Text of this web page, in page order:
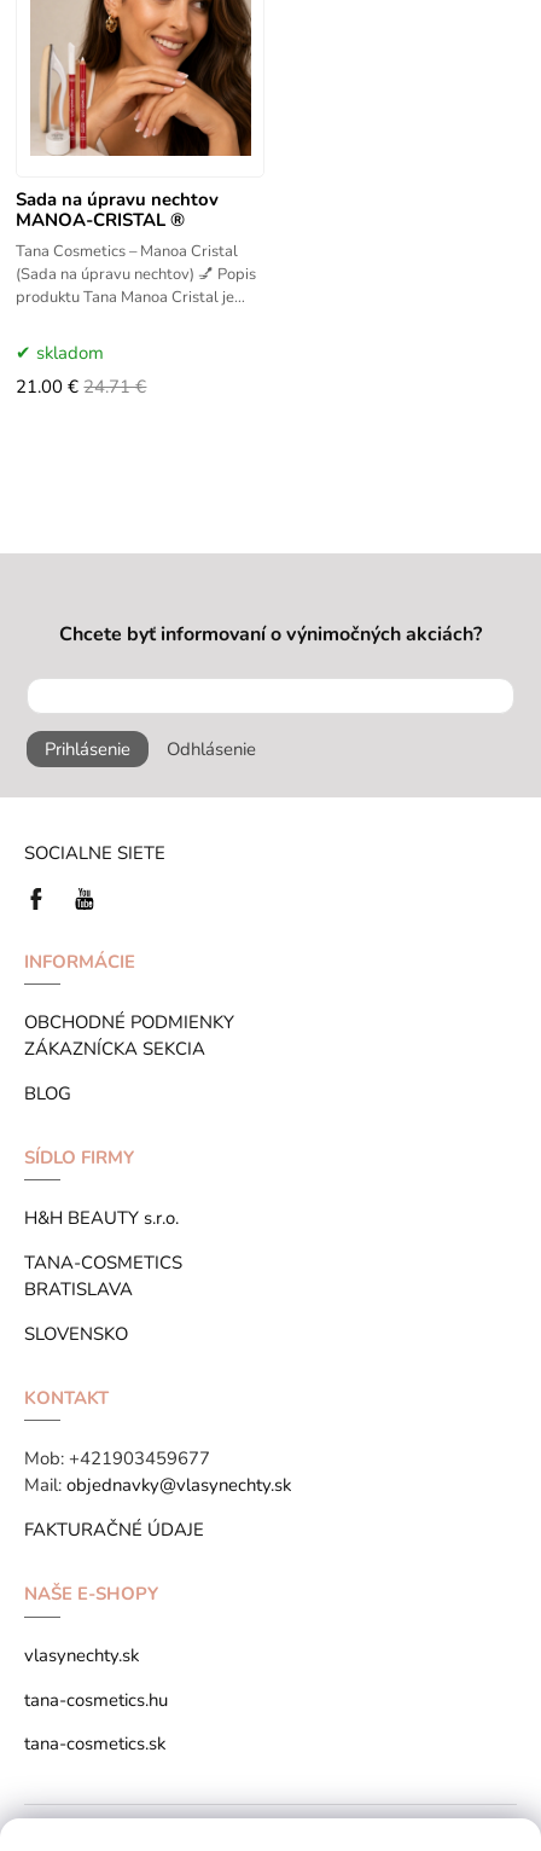
Sada na úpravu nechtov
MANOA-CRISTAL ®
Tana Cosmetics – Manoa Cristal
(Sada na úpravu nechtov) 💅 Popis
produktu Tana Manoa Cristal je
leštenie, posilnenie a
skladom
21.00 € 24.71 €
Chcete byť informovaní o výnimočných akciách?
Prihlásenie Odhlásenie
SOCIALNE SIETE
INFORMÁCIE
OBCHODNÉ PODMIENKY
ZÁKAZNÍCKA SEKCIA
BLOG
SÍDLO FIRMY
H&H BEAUTY s.r.o.
TANA-COSMETICS
BRATISLAVA
SLOVENSKO
KONTAKT
Mob: +421903459677
Mail: objednavky@vlasynechty.sk
FAKTURAČNÉ ÚDAJE
NAŠE E-SHOPY
vlasynechty.sk
tana-cosmetics.hu
tana-cosmetics.sk